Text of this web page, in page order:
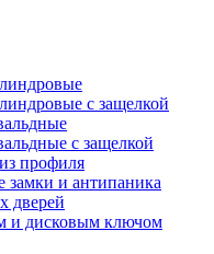
с защелкой
с защелкой
профиля
и антипаника
дверей
и дисковым ключом